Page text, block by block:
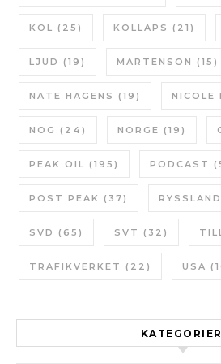
KOL (25) KOLLAPS (21)
LJUD (19) MARTENSON (15)
NATE HAGENS (19) NICOLE
NOG (24) NORGE (19)
PEAK OIL (195) PODCAST
POST PEAK (37) RYSSLAND
SVD (65) SVT (32)
TRAFIKVERKET (22) USA
KATEGORIER